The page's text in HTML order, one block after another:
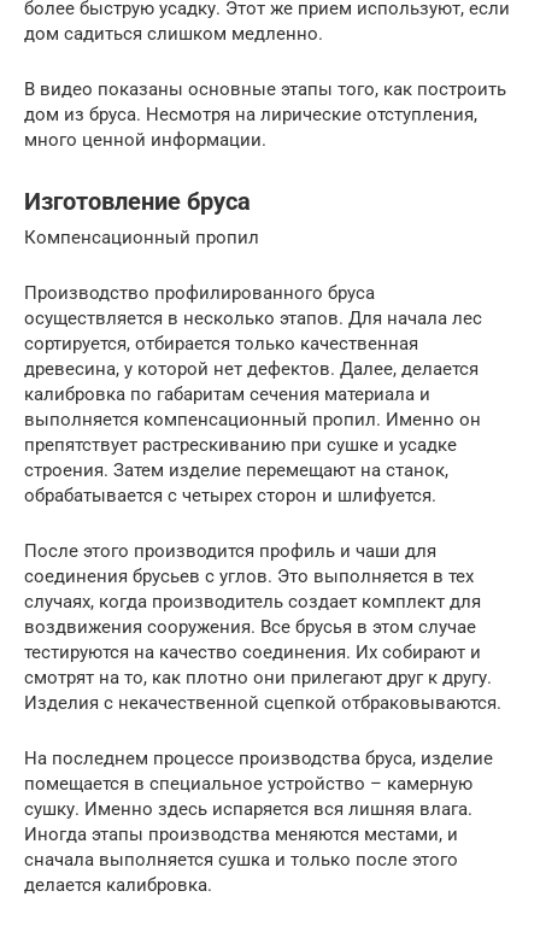
более быструю усадку. Этот же прием используют, если
дом садиться слишком медленно.
В видео показаны основные этапы того, как построить
дом из бруса. Несмотря на лирические отступления,
много ценной информации.
Изготовление бруса
Компенсационный пропил
Производство профилированного бруса
осуществляется в несколько этапов. Для начала лес
сортируется, отбирается только качественная
древесина, у которой нет дефектов. Далее, делается
калибровка по габаритам сечения материала и
выполняется компенсационный пропил. Именно он
препятствует растрескиванию при сушке и усадке
строения. Затем изделие перемещают на станок,
обрабатывается с четырех сторон и шлифуется.
После этого производится профиль и чаши для
соединения брусьев с углов. Это выполняется в тех
случаях, когда производитель создает комплект для
воздвижения сооружения. Все брусья в этом случае
тестируются на качество соединения. Их собирают и
смотрят на то, как плотно они прилегают друг к другу.
Изделия с некачественной сцепкой отбраковываются.
На последнем процессе производства бруса, изделие
помещается в специальное устройство – камерную
сушку. Именно здесь испаряется вся лишняя влага.
Иногда этапы производства меняются местами, и
сначала выполняется сушка и только после этого
делается калибровка.